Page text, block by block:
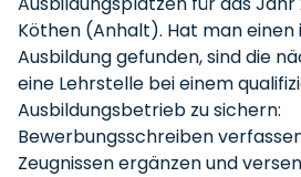
Köthen (Anhalt). Hat man
Ausbildung gefunden, sind die
eine Lehrstelle bei einem
Ausbildungsbetrieb zu sichern:
Bewerbungsschreiben
Zeugnissen ergänzen und